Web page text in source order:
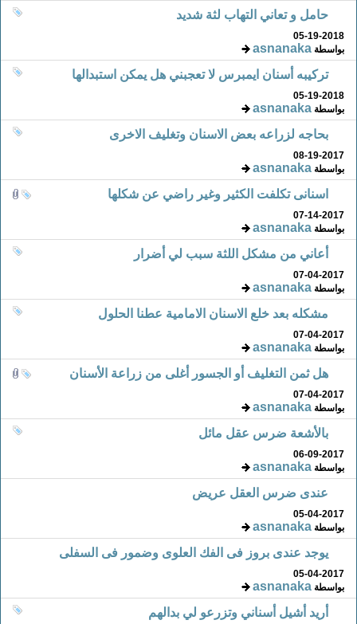
حامل و تعاني التهاب لثة شديد
05-19-2018
بواسطةasnanaka
تركيبه أسنان ايمبرس لا تعجبني هل يمكن استبدالها
05-19-2018
بواسطةasnanaka
بحاجه لزراعه بعض الاسنان وتغليف الاخرى
08-19-2017
بواسطةasnanaka
اسنانى تكلفت الكثير وغير راضي عن شكلها
07-14-2017
بواسطةasnanaka
أعاني من مشكل اللثة سبب لي أضرار
07-04-2017
بواسطةasnanaka
مشكله بعد خلع الاسنان الامامية عطنا الحلول
07-04-2017
بواسطةasnanaka
هل ثمن التغليف أو الجسور أغلى من زراعة الأسنان
07-04-2017
بواسطةasnanaka
بالأشعة ضرس عقل مائل
06-09-2017
بواسطةasnanaka
عندى ضرس العقل عريض
05-04-2017
بواسطةasnanaka
يوجد عندى بروز فى الفك العلوى وضمور فى السفلى
05-04-2017
بواسطةasnanaka
أريد أشيل أسناني وتزرعو لي بدالهم